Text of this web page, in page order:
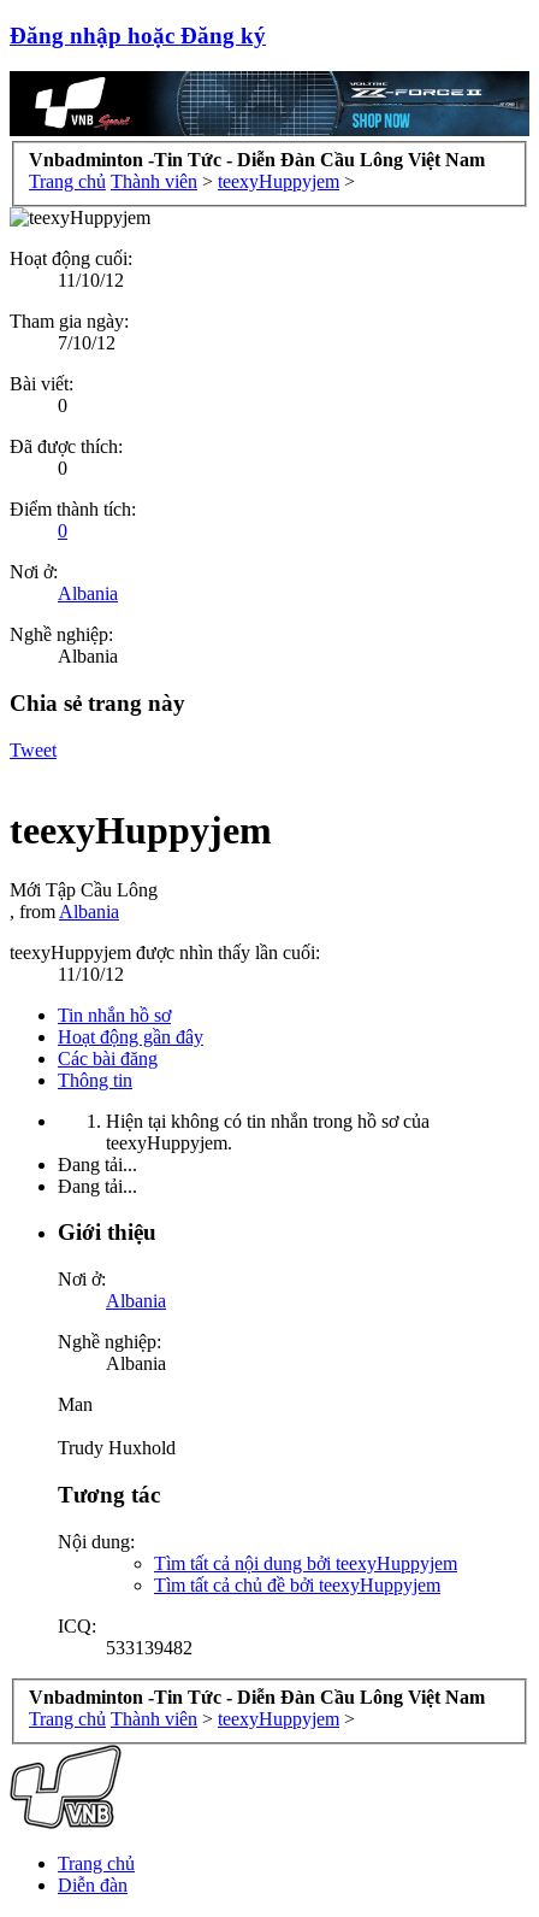
Đăng nhập hoặc Đăng ký
Vnbadminton -Tin Tức - Diễn Đàn Cầu Lông Việt Nam
Trang chủ Thành viên > teexyHuppyjem >
Hoạt động cuối:
11/10/12
Tham gia ngày:
7/10/12
Bài viết:
0
Đã được thích:
0
Điểm thành tích:
0
Nơi ở:
Albania
Nghề nghiệp:
Albania
Chia sẻ trang này
Tweet
teexyHuppyjem
Mới Tập Cầu Lông
, from Albania
teexyHuppyjem được nhìn thấy lần cuối:
11/10/12
Tin nhắn hồ sơ
Hoạt động gần đây
Các bài đăng
Thông tin
Hiện tại không có tin nhắn trong hồ sơ của
teexyHuppyjem.
Đang tải...
Đang tải...
Giới thiệu
Nơi ở:
Albania
Nghề nghiệp:
Albania
Man
Trudy Huxhold
Tương tác
Nội dung:
Tìm tất cả nội dung bởi teexyHuppyjem
Tìm tất cả chủ đề bởi teexyHuppyjem
ICQ:
533139482
Vnbadminton -Tin Tức - Diễn Đàn Cầu Lông Việt Nam
Trang chủ Thành viên > teexyHuppyjem >
Trang chủ
Diễn đàn